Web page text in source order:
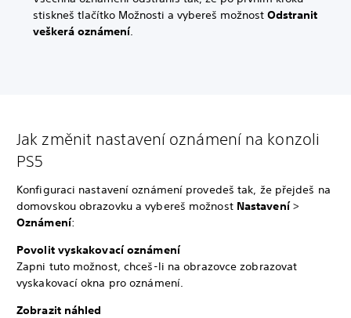
stiskneš tlačítko Možnosti a vybereš možnost Odstranit
veškerá oznámení.
Jak změnit nastavení oznámení na konzoli
PS5
Konfiguraci nastavení oznámení provedeš tak, že přejdeš na
domovskou obrazovku a vybereš možnost Nastavení>
Oznámení:
Povolit vyskakovací oznámení
Zapni tuto možnost, chceš-li na obrazovce zobrazovat
vyskakovací okna pro oznámení.
Zobrazit náhled